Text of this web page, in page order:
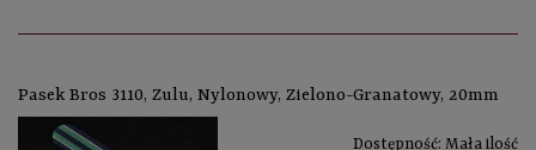
Pasek Bros 3110, Zulu, Nylonowy, Zielono-Granatowy, 20mm
Dostępność: Mała ilość